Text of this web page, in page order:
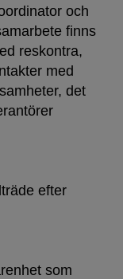
och
finns
reskontra,
med
det
efter
som